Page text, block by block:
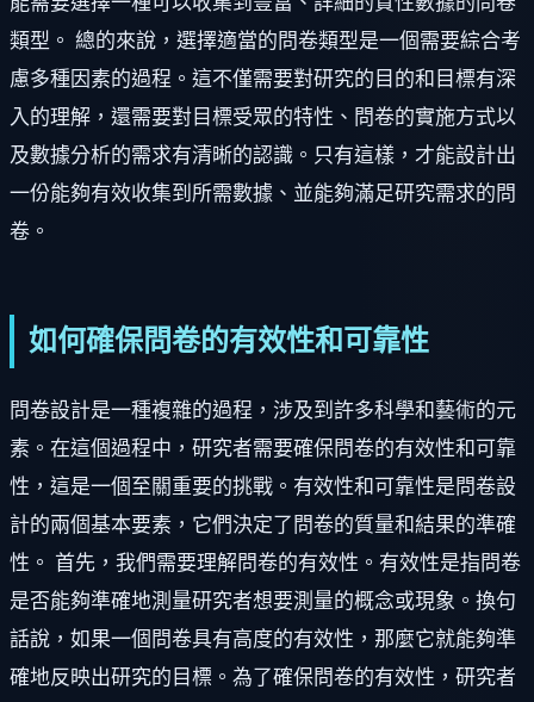
類型。 總的來說，選擇適當的問卷類型是一個需要綜合考
慮多種因素的過程。這不僅需要對研究的目的和目標有深
入的理解，還需要對目標受眾的特性、問卷的實施方式以
及數據分析的需求有清晰的認識。只有這樣，才能設計出
一份能夠有效收集到所需數據、並能夠滿足研究需求的問
卷。
如何確保問卷的有效性和可靠性
問卷設計是一種複雜的過程，涉及到許多科學和藝術的元
素。在這個過程中，研究者需要確保問卷的有效性和可靠
性，這是一個至關重要的挑戰。有效性和可靠性是問卷設
計的兩個基本要素，它們決定了問卷的質量和結果的準確
性。 首先，我們需要理解問卷的有效性。有效性是指問卷
是否能夠準確地測量研究者想要測量的概念或現象。換句
話說，如果一個問卷具有高度的有效性，那麼它就能夠準
確地反映出研究的目標。為了確保問卷的有效性，研究者